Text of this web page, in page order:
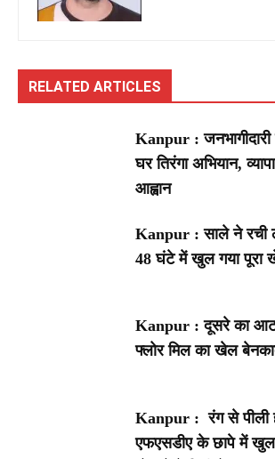
RELATED ARTICLES
Kanpur :
घर तिरंगा अभियान,
आह्वान
Kanpur : साले ने रची
48 घंटे में खुल गया पूरा
Kanpur : दूसरे का
फ्लोर मिल का खेल
Kanpur : रंग से पीली
एफएसडीए के छापे में